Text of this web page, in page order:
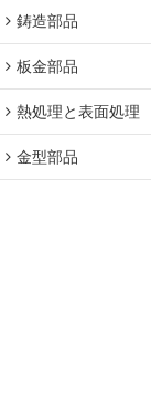
鋳造部品
板金部品
熱処理と表面処理
金型部品